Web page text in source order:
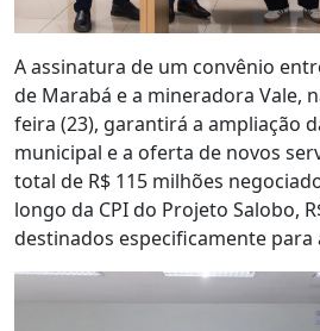
A assinatura de um convênio
de Marabá e a mineradora Vale,
feira (23), garantirá a ampliação
municipal e a oferta de novos
total de R$ 115 milhões
longo da CPI do Projeto Salobo,
destinados especificamente para